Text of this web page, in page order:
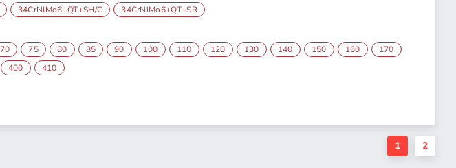
34CrNiMo6+QT+SH/C 34CrNiMo6+QT+SR
70 75 80 85 90 100 110 120 130 140 150 160
170
400 410
1 2